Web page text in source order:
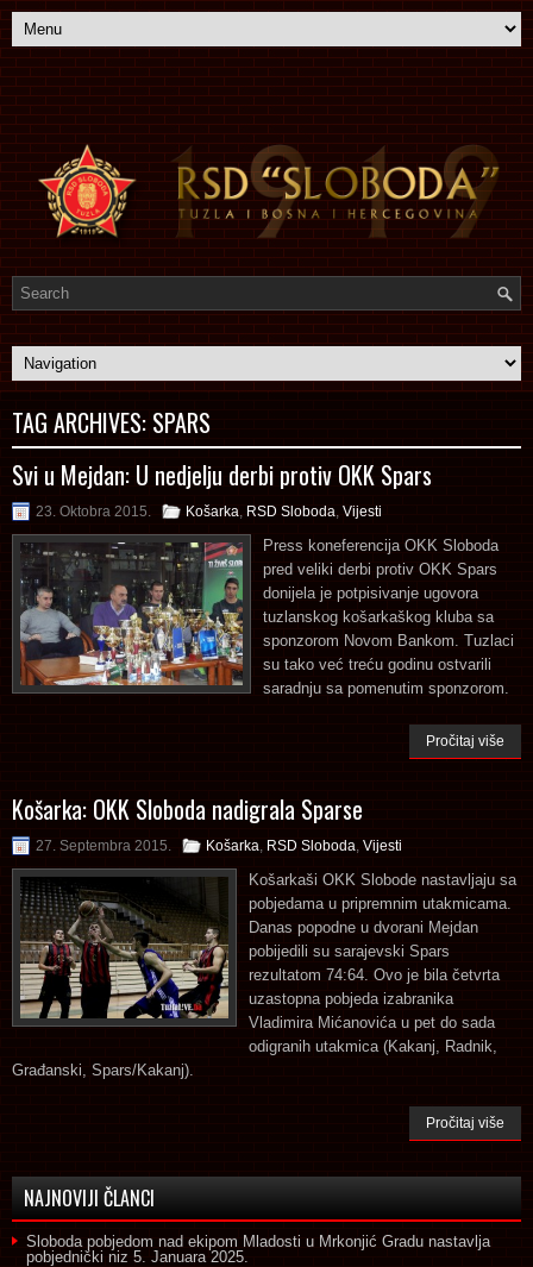
TAG ARCHIVES: SPARS
Svi u Mejdan: U nedjelju derbi protiv OKK Spars
23. Oktobra 2015. Košarka RSD Sloboda Vijesti
Press koneferencija OKK Sloboda
pred veliki derbi protiv OKK Spars
donijela je potpisivanje ugovora
tuzlanskog košarkaškog kluba sa
sponzorom Novom Bankom. Tuzlaci
su tako već treću godinu ostvarili
saradnju sa pomenutim sponzorom.
Pročitaj više
Košarka: OKK Sloboda nadigrala Sparse
27. Septembra 2015. Košarka RSD Sloboda Vijesti
Košarkaši OKK Slobode nastavljaju sa
pobjedama u pripremnim utakmicama.
Danas popodne u dvorani Mejdan
pobijedili su sarajevski Spars
rezultatom 74:64. Ovo je bila četvrta
uzastopna pobjeda izabranika
Vladimira Mićanovića u pet do sada
odigranih utakmica (Kakanj, Radnik,
Građanski, Spars/Kakanj).
Pročitaj više
NAJNOVIJI ČLANCI
Sloboda pobjedom nad ekipom Mladosti u Mrkonjić Gradu nastavlja
pobjednički niz 5. Januara 2025.